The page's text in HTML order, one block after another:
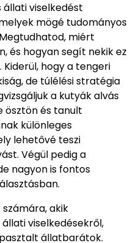
viselkedést
mögé tudományos
miért
és hogyan segít nekik ez
hogy a tengeri
de túlélési stratégia
a kutyák alvás
ösztön és tanult
különleges
lehetővé teszi
Végül pedig a
nagyon is fontos
akik
viselkedésekről,
állatbarátok.